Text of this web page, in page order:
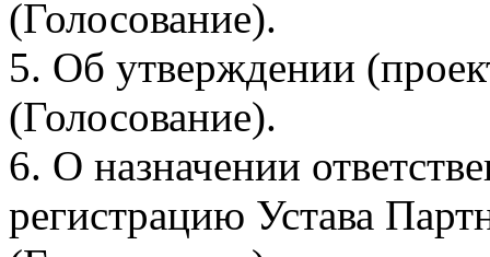
(Голосование).
5. Об утверждении
(Голосование).
6. О назначении
регистрацию Устава